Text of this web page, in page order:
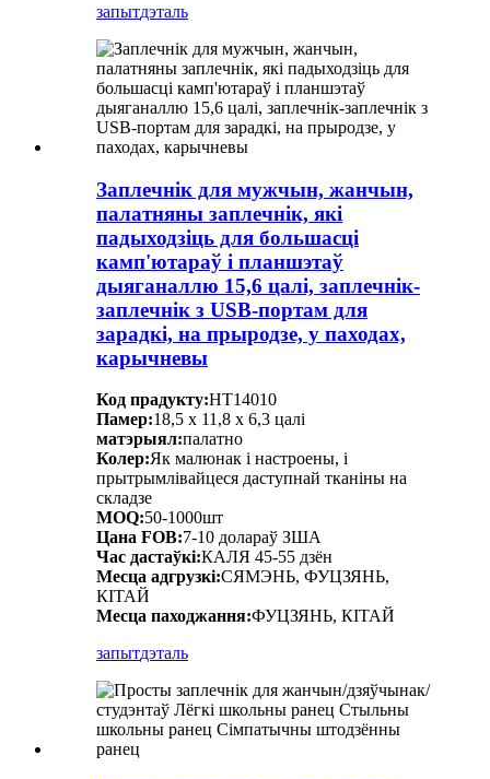
запытдэталь
Заплечнік для мужчын, жанчын,
палатняны заплечнік, які
падыходзіць для большасці
камп'ютараў і планшэтаў
дыяганаллю 15,6 цалі, заплечнік-
заплечнік з USB-портам для
зарадкі, на прыродзе, у паходах,
карычневы
Код прадукту:HT14010
Памер:18,5 х 11,8 х 6,3 цалі
матэрыял:палатно
Колер:Як малюнак і настроены, і
прытрымлівайцеся даступнай тканіны на
складзе
MOQ:50-1000шт
Цана FOB:7-10 долараў ЗША
Час дастаўкі:КАЛЯ 45-55 дзён
Месца адгрузкі:СЯМЭНЬ, ФУЦЗЯНЬ,
КІТАЙ
Месца паходжання:ФУЦЗЯНЬ, КІТАЙ
запытдэталь